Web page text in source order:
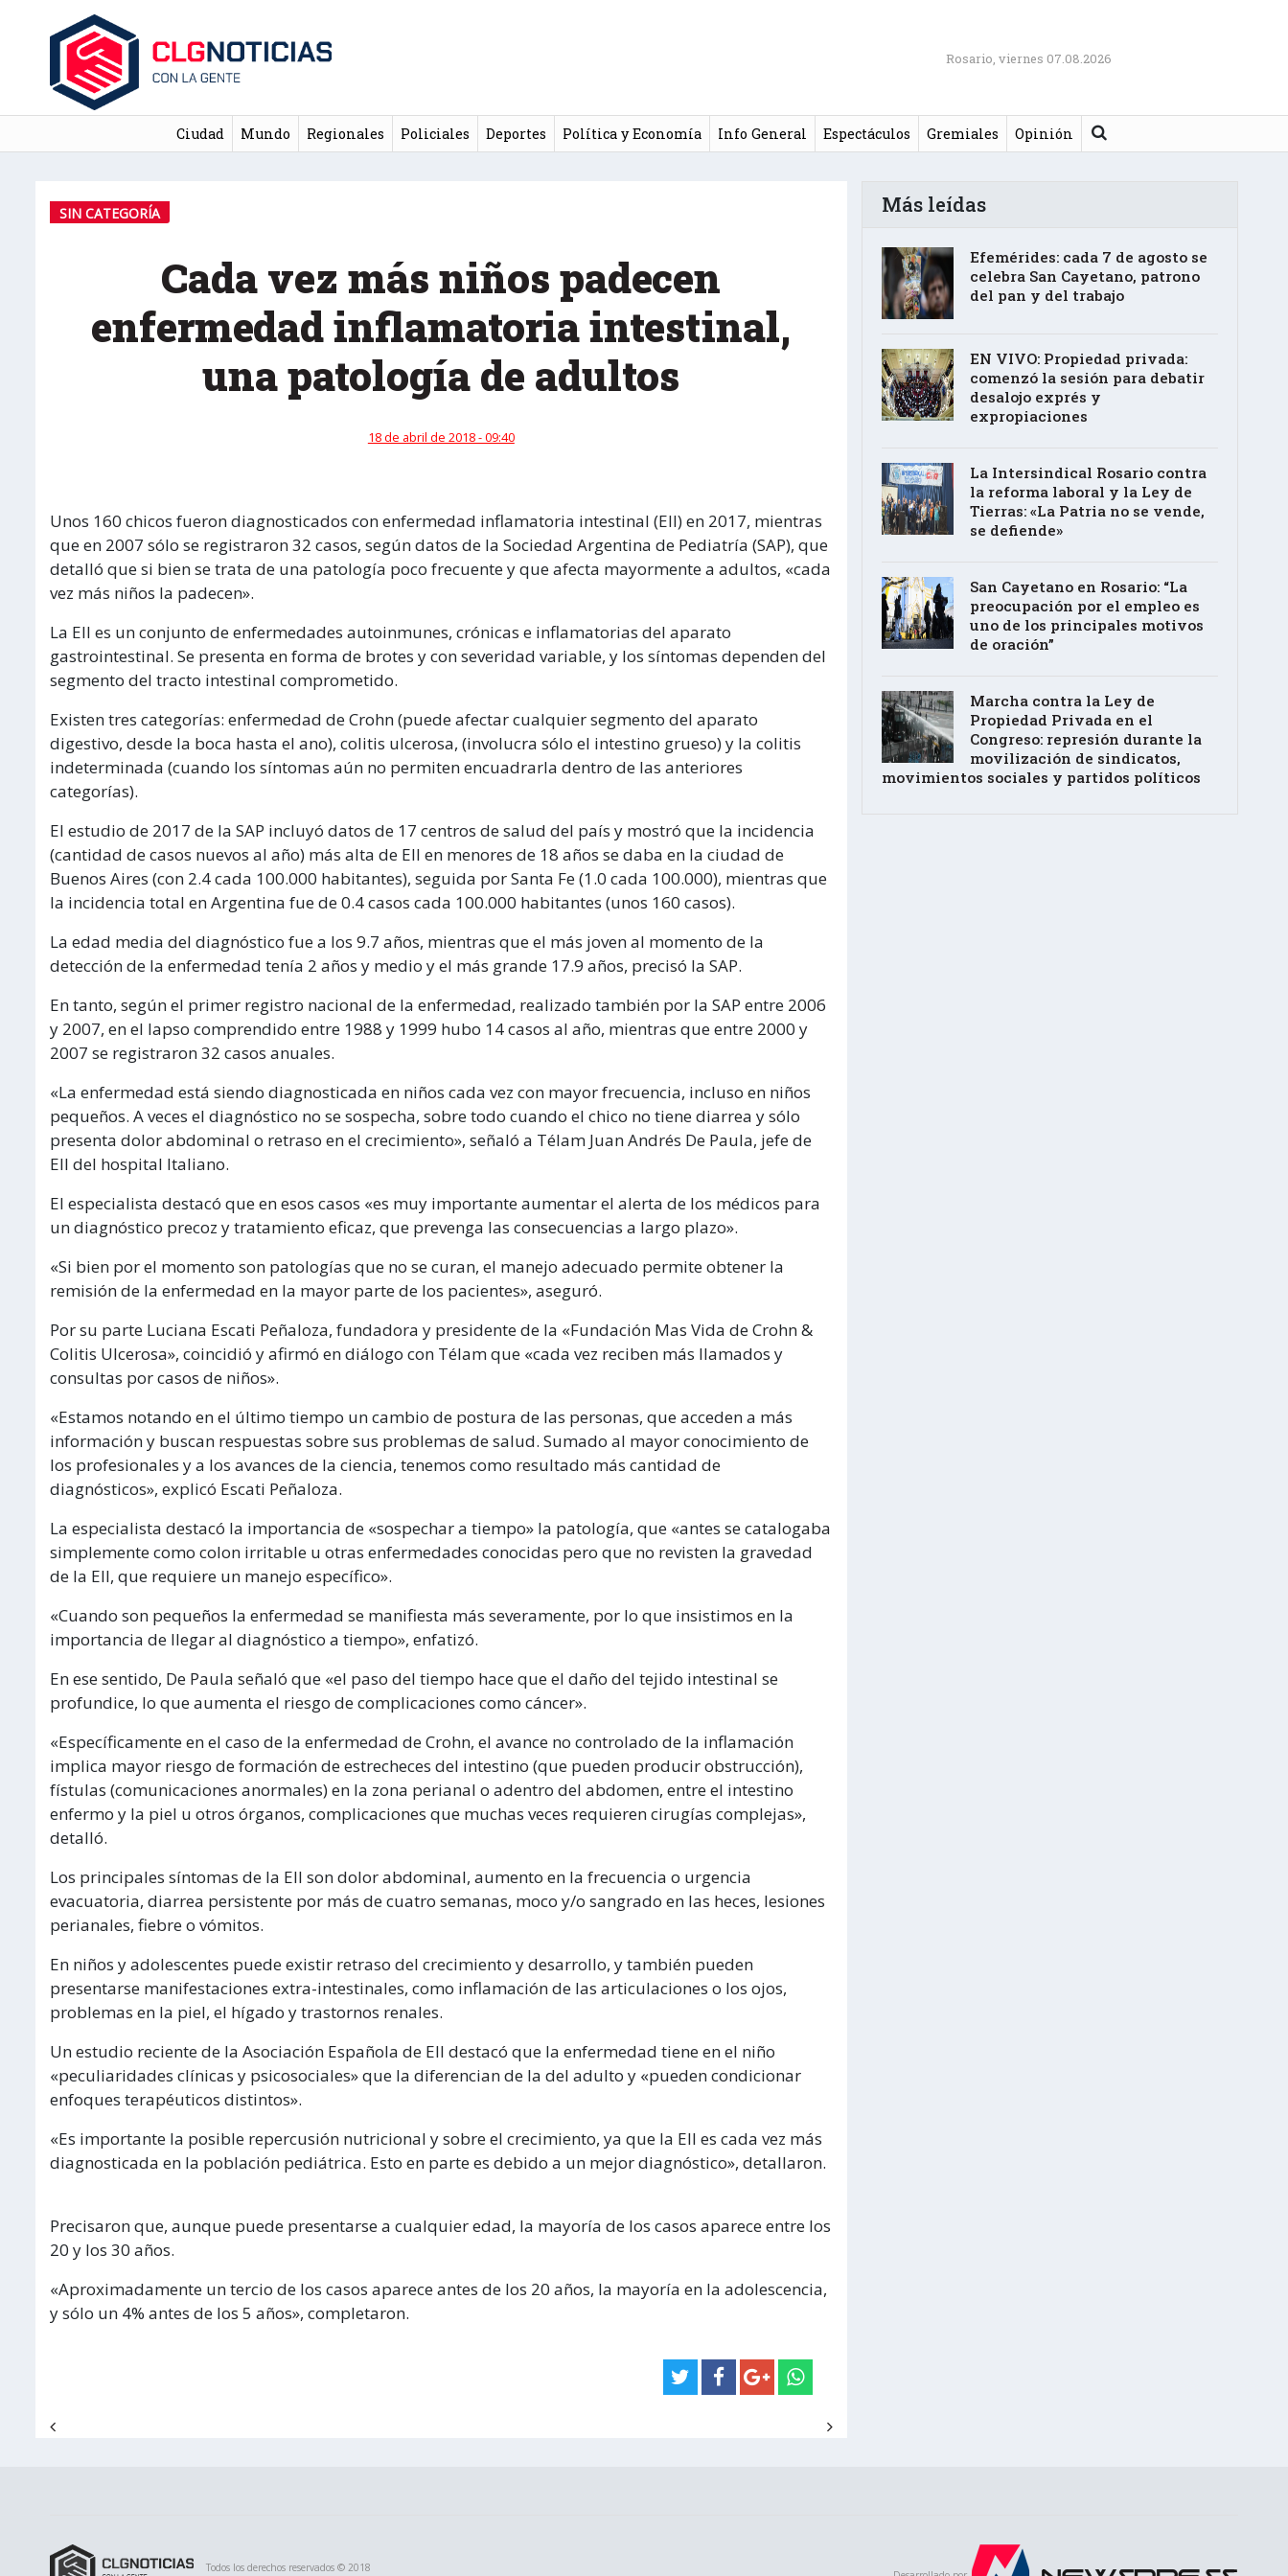
Rosario, viernes 07.08.2026
Ciudad Mundo Regionales Policiales Deportes Política y Economía Info General Espectáculos Gremiales Opinión Buscar
SIN CATEGORÍA
Cada vez más niños padecen
enfermedad inflamatoria intestinal,
una patología de adultos
18 de abril de 2018 - 09:40
Unos 160 chicos fueron diagnosticados con enfermedad inflamatoria intestinal (EII) en 2017, mientras
que en 2007 sólo se registraron 32 casos, según datos de la Sociedad Argentina de Pediatría (SAP), que
detalló que si bien se trata de una patología poco frecuente y que afecta mayormente a adultos, «cada
vez más niños la padecen».
La EII es un conjunto de enfermedades autoinmunes, crónicas e inflamatorias del aparato
gastrointestinal. Se presenta en forma de brotes y con severidad variable, y los síntomas dependen del
segmento del tracto intestinal comprometido.
Existen tres categorías: enfermedad de Crohn (puede afectar cualquier segmento del aparato
digestivo, desde la boca hasta el ano), colitis ulcerosa, (involucra sólo el intestino grueso) y la colitis
indeterminada (cuando los síntomas aún no permiten encuadrarla dentro de las anteriores
categorías).
El estudio de 2017 de la SAP incluyó datos de 17 centros de salud del país y mostró que la incidencia
(cantidad de casos nuevos al año) más alta de EII en menores de 18 años se daba en la ciudad de
Buenos Aires (con 2.4 cada 100.000 habitantes), seguida por Santa Fe (1.0 cada 100.000), mientras que
la incidencia total en Argentina fue de 0.4 casos cada 100.000 habitantes (unos 160 casos).
La edad media del diagnóstico fue a los 9.7 años, mientras que el más joven al momento de la
detección de la enfermedad tenía 2 años y medio y el más grande 17.9 años, precisó la SAP.
En tanto, según el primer registro nacional de la enfermedad, realizado también por la SAP entre 2006
y 2007, en el lapso comprendido entre 1988 y 1999 hubo 14 casos al año, mientras que entre 2000 y
2007 se registraron 32 casos anuales.
«La enfermedad está siendo diagnosticada en niños cada vez con mayor frecuencia, incluso en niños
pequeños. A veces el diagnóstico no se sospecha, sobre todo cuando el chico no tiene diarrea y sólo
presenta dolor abdominal o retraso en el crecimiento», señaló a Télam Juan Andrés De Paula, jefe de
EII del hospital Italiano.
El especialista destacó que en esos casos «es muy importante aumentar el alerta de los médicos para
un diagnóstico precoz y tratamiento eficaz, que prevenga las consecuencias a largo plazo».
«Si bien por el momento son patologías que no se curan, el manejo adecuado permite obtener la
remisión de la enfermedad en la mayor parte de los pacientes», aseguró.
Por su parte Luciana Escati Peñaloza, fundadora y presidente de la «Fundación Mas Vida de Crohn &
Colitis Ulcerosa», coincidió y afirmó en diálogo con Télam que «cada vez reciben más llamados y
consultas por casos de niños».
«Estamos notando en el último tiempo un cambio de postura de las personas, que acceden a más
información y buscan respuestas sobre sus problemas de salud. Sumado al mayor conocimiento de
los profesionales y a los avances de la ciencia, tenemos como resultado más cantidad de
diagnósticos», explicó Escati Peñaloza.
La especialista destacó la importancia de «sospechar a tiempo» la patología, que «antes se catalogaba
simplemente como colon irritable u otras enfermedades conocidas pero que no revisten la gravedad
de la EII, que requiere un manejo específico».
«Cuando son pequeños la enfermedad se manifiesta más severamente, por lo que insistimos en la
importancia de llegar al diagnóstico a tiempo», enfatizó.
En ese sentido, De Paula señaló que «el paso del tiempo hace que el daño del tejido intestinal se
profundice, lo que aumenta el riesgo de complicaciones como cáncer».
«Específicamente en el caso de la enfermedad de Crohn, el avance no controlado de la inflamación
implica mayor riesgo de formación de estrecheces del intestino (que pueden producir obstrucción),
fístulas (comunicaciones anormales) en la zona perianal o adentro del abdomen, entre el intestino
enfermo y la piel u otros órganos, complicaciones que muchas veces requieren cirugías complejas»,
detalló.
Los principales síntomas de la EII son dolor abdominal, aumento en la frecuencia o urgencia
evacuatoria, diarrea persistente por más de cuatro semanas, moco y/o sangrado en las heces, lesiones
perianales, fiebre o vómitos.
En niños y adolescentes puede existir retraso del crecimiento y desarrollo, y también pueden
presentarse manifestaciones extra-intestinales, como inflamación de las articulaciones o los ojos,
problemas en la piel, el hígado y trastornos renales.
Un estudio reciente de la Asociación Española de EII destacó que la enfermedad tiene en el niño
«peculiaridades clínicas y psicosociales» que la diferencian de la del adulto y «pueden condicionar
enfoques terapéuticos distintos».
«Es importante la posible repercusión nutricional y sobre el crecimiento, ya que la EII es cada vez más
diagnosticada en la población pediátrica. Esto en parte es debido a un mejor diagnóstico», detallaron.
Precisaron que, aunque puede presentarse a cualquier edad, la mayoría de los casos aparece entre los
20 y los 30 años.
«Aproximadamente un tercio de los casos aparece antes de los 20 años, la mayoría en la adolescencia,
y sólo un 4% antes de los 5 años», completaron.
Más leídas
Efemérides: cada 7 de agosto se
celebra San Cayetano, patrono
del pan y del trabajo
EN VIVO: Propiedad privada:
comenzó la sesión para debatir
desalojo exprés y
expropiaciones
La Intersindical Rosario contra
la reforma laboral y la Ley de
Tierras: «La Patria no se vende,
se defiende»
San Cayetano en Rosario: “La
preocupación por el empleo es
uno de los principales motivos
de oración”
Marcha contra la Ley de
Propiedad Privada en el
Congreso: represión durante la
movilización de sindicatos,
movimientos sociales y partidos políticos
Todos los derechos reservados © 2018